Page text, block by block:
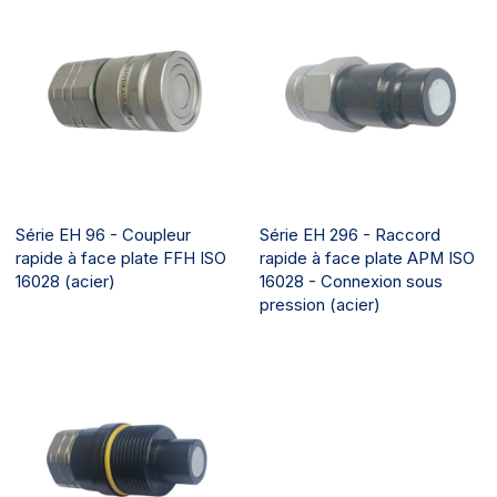
Série EH 96 - Coupleur
rapide à face plate FFH ISO
16028 (acier)
Série EH 296 - Raccord
rapide à face plate APM ISO
16028 - Connexion sous
pression (acier)